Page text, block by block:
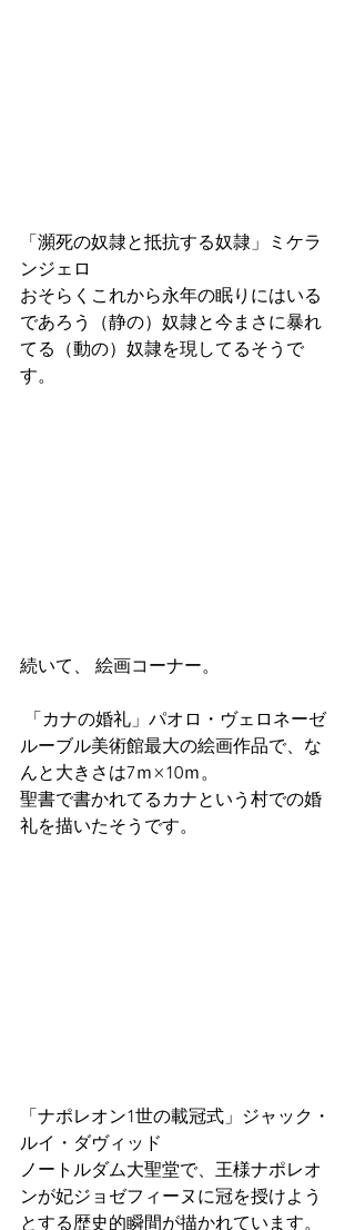
「瀕死の奴隷と抵抗する奴隷」ミケラ
ンジェロ
おそらくこれから永年の眠りにはいる
であろう（静の）奴隷と今まさに暴れ
てる（動の）奴隷を現してるそうで
す。
続いて、 絵画コーナー。
「カナの婚礼」パオロ・ヴェロネーゼ
ルーブル美術館最大の絵画作品で、な
んと大きさは7ｍ×10ｍ。
聖書で書かれてるカナという村での婚
礼を描いたそうです。
「ナポレオン1世の載冠式」ジャック・
ルイ・ダヴィッド
ノートルダム大聖堂で、王様ナポレオ
ンが妃ジョゼフィーヌに冠を授けよう
とする歴史的瞬間が描かれています。